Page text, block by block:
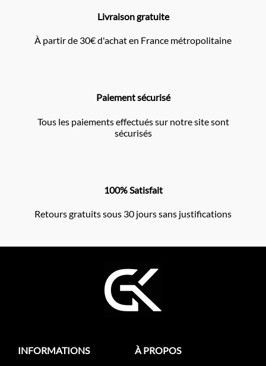
Livraison gratuite
À partir de 30€ d'achat en France métropolitaine
Paiement sécurisé
Tous les paiements effectués sur notre site sont
sécurisés
100% Satisfait
Retours gratuits sous 30 jours sans justifications
INFORMATIONS À PROPOS